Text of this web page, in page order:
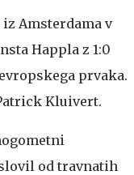
iz Amsterdama v
Happla z 1:0
prvaka.
Kluivert.
od travnatih